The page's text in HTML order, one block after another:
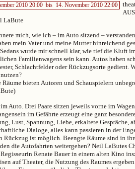
2010 20:00 bis 14. November 2010 22:00
LaBute
mich, wie ich – im Auto sitzend –
mein Vater und meine Mutter hinreichend
Sedans wurde mir schnell klar, wie tief die Kluft
Familienwagens sein kann. Autos haben
Schlachtfelder oder Rückzugsorte gedient.
Räume bieten Autoren und Schauspielern
Auto. Drei Paare sitzen jeweils vorne im
im Gefährte erzeugt eine ganz
Lust, Spannung, Liebe, erkaltete Gespräche,
Dialoge, alles kann passieren in der
Rückzug ist möglich. Beengte Räume sind in
die Autofahrten weitergehen? Neil LaButes
Renate Bauer in einem alten Kino
auf Theater, die Nutzung des Raumes